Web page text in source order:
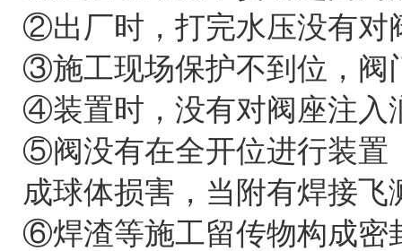
②出厂时，打完水压没有对
③施工现场保护不到位，阀
④装置时，没有对阀座注入
⑤阀没有在全开位进行装置
成球体损害，当附有焊接
⑥焊渣等施工留传物构成密